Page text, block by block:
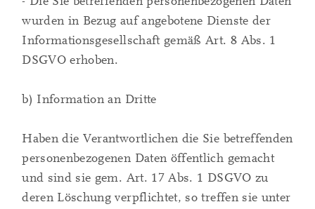
wurden in Bezug auf angebotene Dienste der
Informationsgesellschaft gemäß Art. 8 Abs. 1
DSGVO erhoben.
b) Information an Dritte
Haben die Verantwortlichen die Sie betreffenden
personenbezogenen Daten öffentlich gemacht
und sind sie gem. Art. 17 Abs. 1 DSGVO zu
deren Löschung verpflichtet, so treffen sie unter